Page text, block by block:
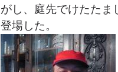
がし、庭先でけたたま
登場した。